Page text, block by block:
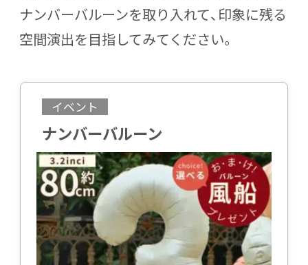
ナンバーバルーンを取り入れて、印象に残る
空間演出を目指してみてください。
イベント
ナンバーバルーン